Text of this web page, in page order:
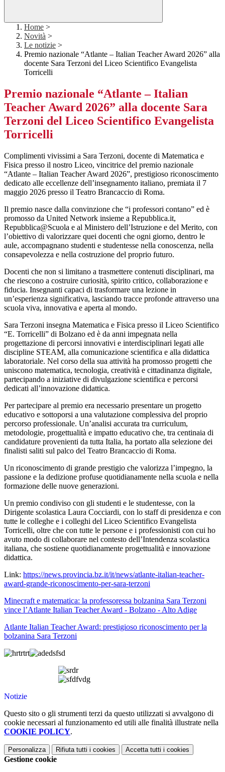
Home >
Novità >
Le notizie >
Premio nazionale “Atlante – Italian Teacher Award 2026” alla
docente Sara Terzoni del Liceo Scientifico Evangelista
Torricelli
Premio nazionale “Atlante – Italian
Teacher Award 2026” alla docente Sara
Terzoni del Liceo Scientifico Evangelista
Torricelli
Complimenti vivissimi a Sara Terzoni, docente di Matematica e
Fisica presso il nostro Liceo, vincitrice del premio nazionale
“Atlante – Italian Teacher Award 2026”, prestigioso riconoscimento
dedicato alle eccellenze dell’insegnamento italiano, premiata il 7
maggio 2026 presso il Teatro Brancaccio di Roma.
Il premio nasce dalla convinzione che “i professori contano” ed è
promosso da United Network insieme a Repubblica.it,
Repubblica@Scuola e al Ministero dell’Istruzione e del Merito, con
l’obiettivo di valorizzare quei docenti che ogni giorno, dentro le
aule, accompagnano studenti e studentesse nella conoscenza, nella
consapevolezza e nella costruzione del proprio futuro.
Docenti che non si limitano a trasmettere contenuti disciplinari, ma
che riescono a costruire curiosità, spirito critico, collaborazione e
fiducia. Insegnanti capaci di trasformare una lezione in
un’esperienza significativa, lasciando tracce profonde attraverso una
scuola viva, innovativa e aperta al mondo.
Sara Terzoni insegna Matematica e Fisica presso il Liceo Scientifico
“E. Torricelli” di Bolzano ed è da anni impegnata nella
progettazione di percorsi innovativi e interdisciplinari legati alle
discipline STEAM, alla comunicazione scientifica e alla didattica
laboratoriale. Nel corso della sua attività ha promosso progetti che
uniscono matematica, tecnologia, creatività e cittadinanza digitale,
partecipando a iniziative di divulgazione scientifica e percorsi
dedicati all’innovazione didattica.
Per partecipare al premio era necessario presentare un progetto
educativo e sottoporsi a una valutazione complessiva del proprio
percorso professionale. Un’analisi accurata tra curriculum,
metodologie, progettualità e impatto educativo che, tra centinaia di
candidature provenienti da tutta Italia, ha portato alla selezione dei
finalisti saliti sul palco del Teatro Brancaccio di Roma.
Un riconoscimento di grande prestigio che valorizza l’impegno, la
passione e la dedizione profuse quotidianamente nella scuola e nella
formazione delle nuove generazioni.
Un premio condiviso con gli studenti e le studentesse, con la
Dirigente scolastica Laura Cocciardi, con lo staff di presidenza e con
tutte le colleghe e i colleghi del Liceo Scientifico Evangelista
Torricelli, oltre che con tutte le persone e i professionisti con cui ho
avuto modo di collaborare nel contesto dell’Intendenza scolastica
italiana, che sostiene quotidianamente progettualità e innovazione
didattica.
Link: https://news.provincia.bz.it/it/news/atlante-italian-teacher-
award-grande-riconoscimento-per-sara-terzoni
Minecraft e matematica: la professoressa bolzanina Sara Terzoni
vince l’Atlante Italian Teacher Award - Bolzano - Alto Adige
Atlante Italian Teacher Award: prestigioso riconoscimento per la
bolzanina Sara Terzoni
Notizie
Questo sito o gli strumenti terzi da questo utilizzati si avvalgono di
cookie necessari al funzionamento ed utili alle finalità illustrate nella
COOKIE POLICY.
Personalizza Rifiuta tutti i cookies Accetta tutti i cookies
Gestione cookie